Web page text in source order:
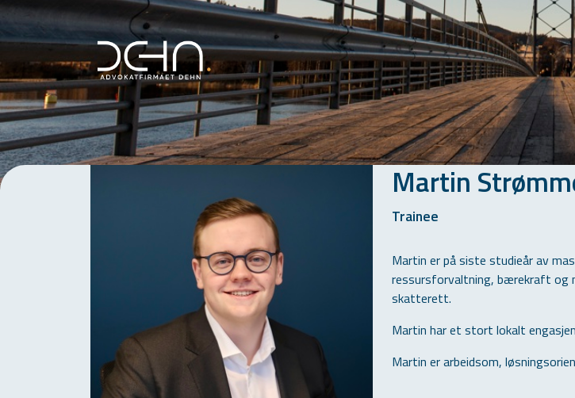
Martin
Trainee
Martin er på siste studieår av
ressursforvaltning, bærekraft og
skatterett.
Martin har et stort lokalt
Martin er arbeidsom,